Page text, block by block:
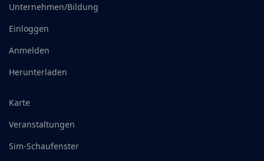
Unternehmen/Bildung
Einloggen
Anmelden
Herunterladen
Karte
Veranstaltungen
Sim-Schaufenster